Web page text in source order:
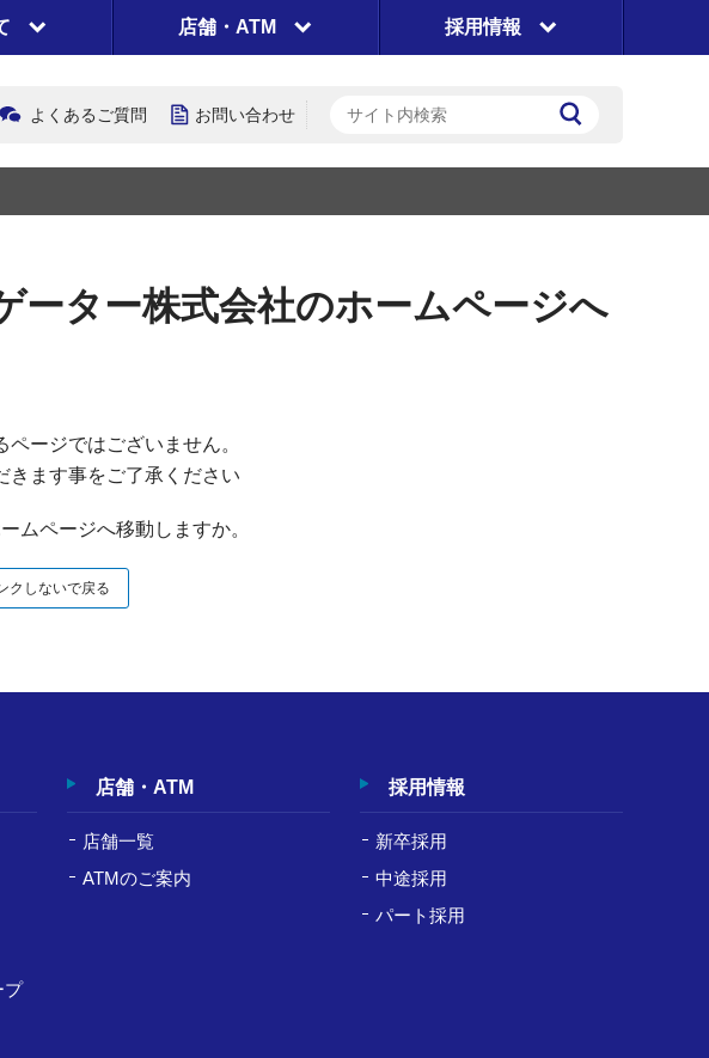
店舗・ATM 採用情報
よくあるご質問 お問い合わせ
ーター株式会社のホームページへ
ージではございません。
きます事をご了承ください
ムページへ移動しますか。
クしないで戻る
プ
店舗・ATM
店舗一覧
ATMのご案内
採用情報
新卒採用
中途採用
パート採用